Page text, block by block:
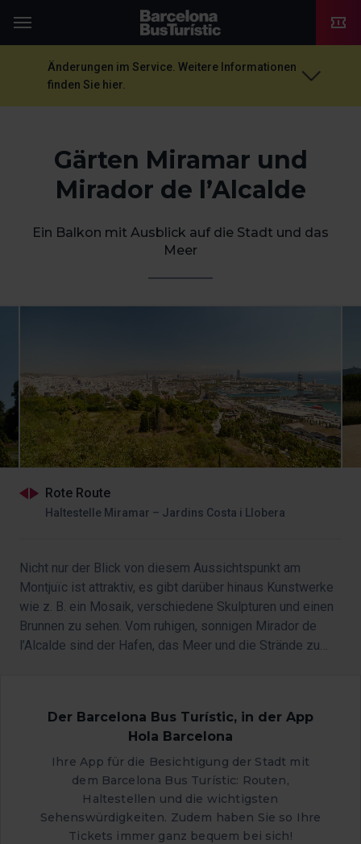
TMB-OCI
Änderungen im Service. Weitere Informationen
finden Sie hier.
Gärten Miramar und
Mirador de l’Alcalde
Ein Balkon mit Ausblick auf die Stadt und das
Meer
Rote Route
Haltestelle Miramar – Jardins Costa i Llobera
Nicht nur der Blick von diesem Aussichtspunkt am
Montjuïc ist attraktiv, es gibt darüber hinaus Kunstwerke
wie z. B. ein Mosaik, verschiedene Skulpturen und einen
Brunnen zu sehen. Vom ruhigen, sonnigen Mirador de
l’Alcalde sind der Hafen, das Meer und die Strände zu
Der Barcelona Bus Turístic, in der App
Hola Barcelona
Ihre App für die Besichtigung der Stadt mit
dem Barcelona Bus Turístic: Routen,
Haltestellen und die wichtigsten
Sehenswürdigkeiten. Zudem haben Sie so Ihre
Tickets immer ganz bequem bei sich!